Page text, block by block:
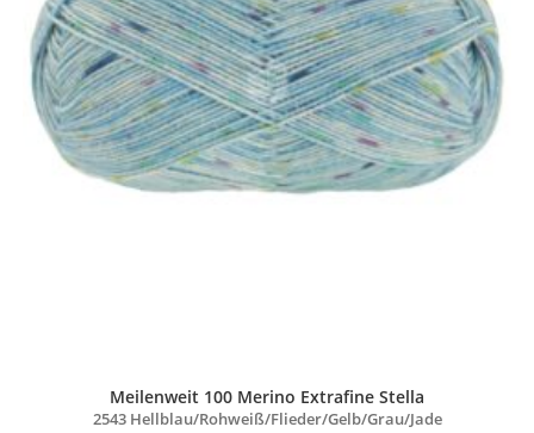
Meilenweit 100 Merino Extrafine Stella
2543 Hellblau/Rohweiß/Flieder/Gelb/Grau/Jade